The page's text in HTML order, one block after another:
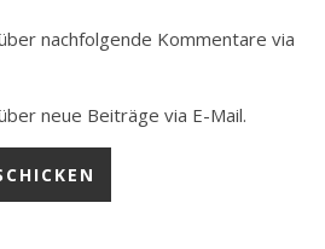
nachfolgende Kommentare via
neue Beiträge via E-Mail.